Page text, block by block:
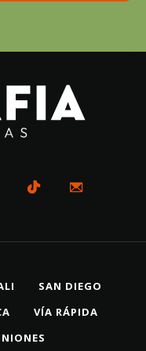
SAN DIEGO
VÍA RÁPIDA